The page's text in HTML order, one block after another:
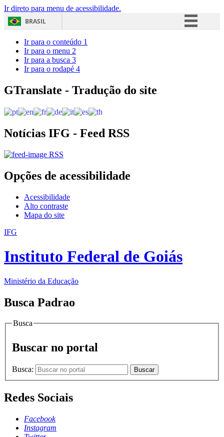
Ir direto para menu de acessibilidade.
BRASIL
Acesso à informação
Ir para o conteúdo 1
Ir para o menu 2
Ir para a busca 3
Ir para o rodapé 4
GTranslate - Tradução do site
Notícias IFG - Feed RSS
RSS
Opções de acessibilidade
Acessibilidade
Alto contraste
Mapa do site
IFG
Instituto Federal de Goiás
Ministério da Educação
Busca Padrao
Busca
Buscar no portal
Busca: Buscar
Redes Sociais
Facebook
Instagram